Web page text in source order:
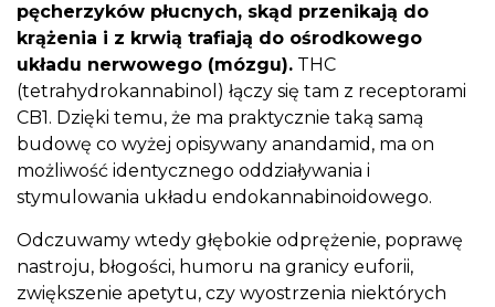
pęcherzyków płucnych, skąd przenikają do
krążenia i z krwią trafiają do ośrodkowego
układu nerwowego (mózgu). THC
(tetrahydrokannabinol) łączy się tam z receptorami
CB1. Dzięki temu, że ma praktycznie taką samą
budowę co wyżej opisywany anandamid, ma on
możliwość identycznego oddziaływania i
stymulowania układu endokannabinoidowego.
Odczuwamy wtedy głębokie odprężenie, poprawę
nastroju, błogości, humoru na granicy euforii,
zwiększenie apetytu, czy wyostrzenia niektórych